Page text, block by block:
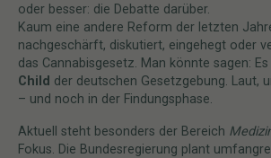
oder besser: die Debatte darüber.
Kaum eine andere Reform der letzten
nachgeschärft, diskutiert, eingehegt oder
das Cannabisgesetz. Man könnte sagen:
Child der deutschen Gesetzgebung. Laut,
– und noch in der Findungsphase.
Aktuell steht besonders der Bereich
Fokus. Die Bundesregierung plant